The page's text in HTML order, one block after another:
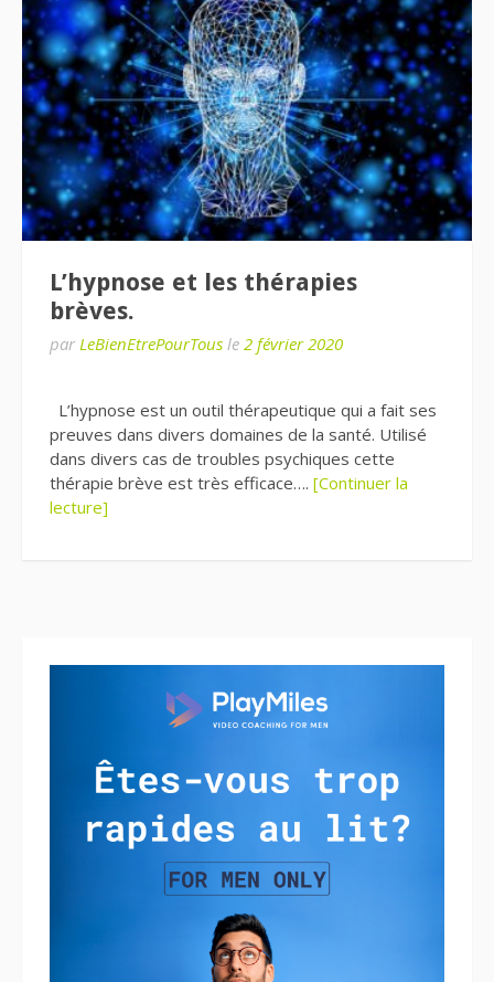
L’hypnose et les thérapies
brèves.
par LeBienEtrePourTous le 2 février 2020
L’hypnose est un outil thérapeutique qui a fait ses
preuves dans divers domaines de la santé. Utilisé
dans divers cas de troubles psychiques cette
thérapie brève est très efficace…. [Continuer la
lecture]